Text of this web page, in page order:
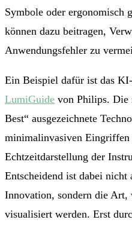
Symbole oder ergonomisch
können dazu beitragen,
Anwendungsfehler zu
Ein Beispiel dafür ist das
LumiGuide von Philips. Die
Best“ ausgezeichnete
minimalinvasiven Eingriffen
Echtzeitdarstellung der
Entscheidend ist dabei nicht
Innovation, sondern die
visualisiert werden. Erst